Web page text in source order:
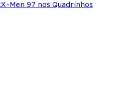
X-Men 97 nos Quadrinhos